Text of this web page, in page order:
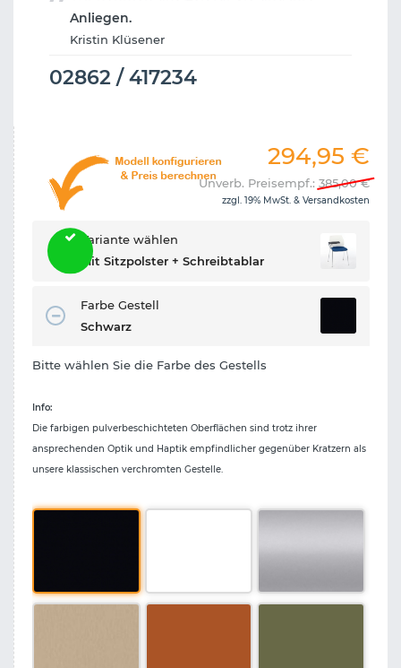
Anliegen.
Kristin Klüsener
02862 / 417234
294,95 €
Unverb. Preisempf.: 385,00€
zzgl. 19% MwSt. & Versandkosten
Variante wählen
Mit Sitzpolster + Schreibtablar
Farbe Gestell
Schwarz
Bitte wählen Sie die Farbe des Gestells
Info:
Die farbigen pulverbeschichteten Oberflächen sind trotz ihrer
ansprechenden Optik und Haptik empfindlicher gegenüber Kratzern als
unsere klassischen verchromten Gestelle.